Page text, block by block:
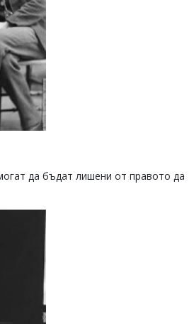
да бъдат лишени от правото да